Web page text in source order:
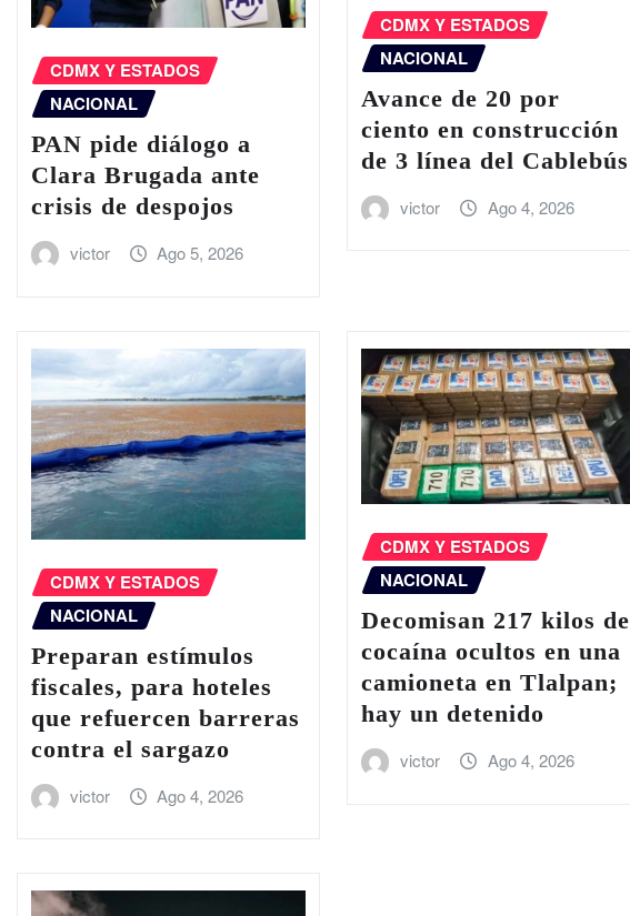
CDMX Y ESTADOS
NACIONAL
PAN pide diálogo a
Clara Brugada ante
crisis de despojos
victor Ago 5, 2026
CDMX Y ESTADOS
NACIONAL
Avance de 20 por
ciento en construcción
de 3 línea del Cablebús
victor Ago 4, 2026
CDMX Y ESTADOS
NACIONAL
Preparan estímulos
fiscales, para hoteles
que refuercen barreras
contra el sargazo
victor Ago 4, 2026
CDMX Y ESTADOS
NACIONAL
Decomisan 217 kilos de
cocaína ocultos en una
camioneta en Tlalpan;
hay un detenido
victor Ago 4, 2026